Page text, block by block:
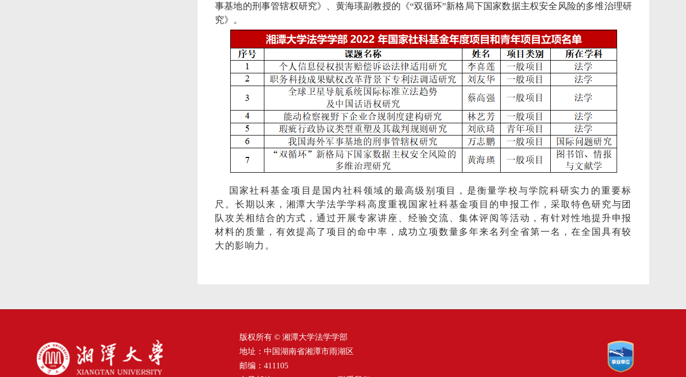
事基地的刑事管辖权研究》、黄海瑛副教授的《“双循环”新格局下国家数据主权安全风险的多维治理研
究》。
国家社科基金项目是国内社科领域的最高级别项目，是衡量学校与学院科研实力的重要标
尺。长期以来，湘潭大学法学学科高度重视国家社科基金项目的申报工作，采取特色研究与团
队攻关相结合的方式，通过开展专家讲座、经验交流、集体评阅等活动，有针对性地提升申报
材料的质量，有效提高了项目的命中率，成功立项数量多年来名列全省第一名，在全国具有较
大的影响力。
版权所有 © 湘潭大学法学学部
地址：中国湖南省湘潭市雨湖区
邮编：411105